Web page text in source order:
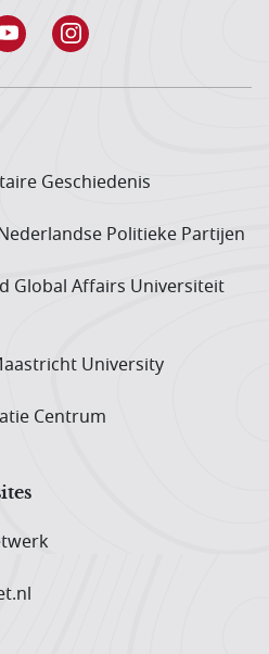
Geschiedenis
Politieke Partijen
Global Affairs Universiteit
University
Centrum